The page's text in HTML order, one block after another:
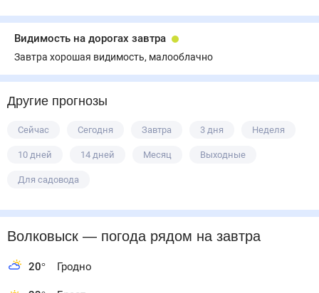
Видимость на дорогах завтра
Завтра хорошая видимость, малооблачно
Другие прогнозы
Сейчас Сегодня Завтра 3 дня Неделя
10 дней 14 дней Месяц Выходные
Для садовода
Волковыск — погода рядом на завтра
20° Гродно